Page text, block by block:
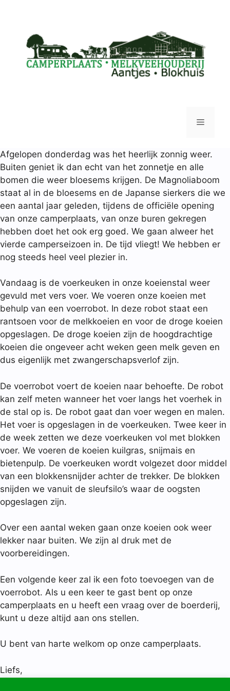
Afgelopen donderdag was het heerlijk zonnig weer.
Buiten geniet ik dan echt van het zonnetje en alle
bomen die weer bloesems krijgen. De Magnoliaboom
staat al in de bloesems en de Japanse sierkers die we
een aantal jaar geleden, tijdens de officiële opening
van onze camperplaats, van onze buren gekregen
hebben doet het ook erg goed. We gaan alweer het
vierde camperseizoen in. De tijd vliegt! We hebben er
nog steeds heel veel plezier in.
Vandaag is de voerkeuken in onze koeienstal weer
gevuld met vers voer. We voeren onze koeien met
behulp van een voerrobot. In deze robot staat een
rantsoen voor de melkkoeien en voor de droge koeien
opgeslagen. De droge koeien zijn de hoogdrachtige
koeien die ongeveer acht weken geen melk geven en
dus eigenlijk met zwangerschapsverlof zijn.
De voerrobot voert de koeien naar behoefte. De robot
kan zelf meten wanneer het voer langs het voerhek in
de stal op is. De robot gaat dan voer wegen en malen.
Het voer is opgeslagen in de voerkeuken. Twee keer in
de week zetten we deze voerkeuken vol met blokken
voer. We voeren de koeien kuilgras, snijmais en
bietenpulp. De voerkeuken wordt volgezet door middel
van een blokkensnijder achter de trekker. De blokken
snijden we vanuit de sleufsilo’s waar de oogsten
opgeslagen zijn.
Over een aantal weken gaan onze koeien ook weer
lekker naar buiten. We zijn al druk met de
voorbereidingen.
Een volgende keer zal ik een foto toevoegen van de
voerrobot. Als u een keer te gast bent op onze
camperplaats en u heeft een vraag over de boerderij,
kunt u deze altijd aan ons stellen.
U bent van harte welkom op onze camperplaats.
Liefs,